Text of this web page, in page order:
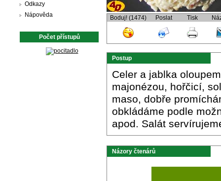
Odkazy
Nápověda
Počet přístupů
Boduj! (1474) Poslat Tisk
Postup
Celer a jablka
majonézou, hořčicí,
maso, dobře
obkládáme podle
apod. Salát
Názory čtenárů